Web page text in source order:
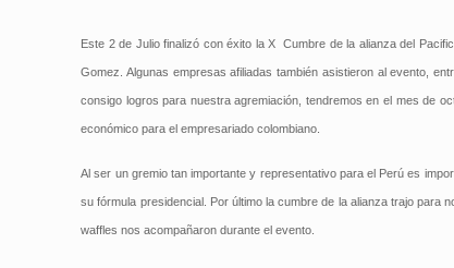
Este 2 de Julio finalizó con éxito la X Cumbre de la alianza del
Gomez. Algunas empresas afiliadas también asistieron al evento,
consigo logros para nuestra agremiación, tendremos en el mes de
económico para el empresariado colombiano.
Al ser un gremio tan importante y representativo para el Perú es
su fórmula presidencial. Por último la cumbre de la alianza trajo
waffles nos acompañaron durante el evento.